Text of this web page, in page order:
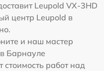
Leupold VX-3HD
центр Leupold в
и наш мастер
Барнауле
стоимость работ над